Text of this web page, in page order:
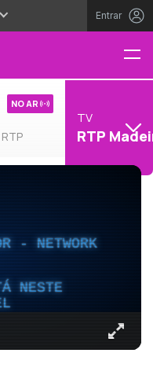
Entrar
NO AR
TV
RTP
- NETWORK
NESTE